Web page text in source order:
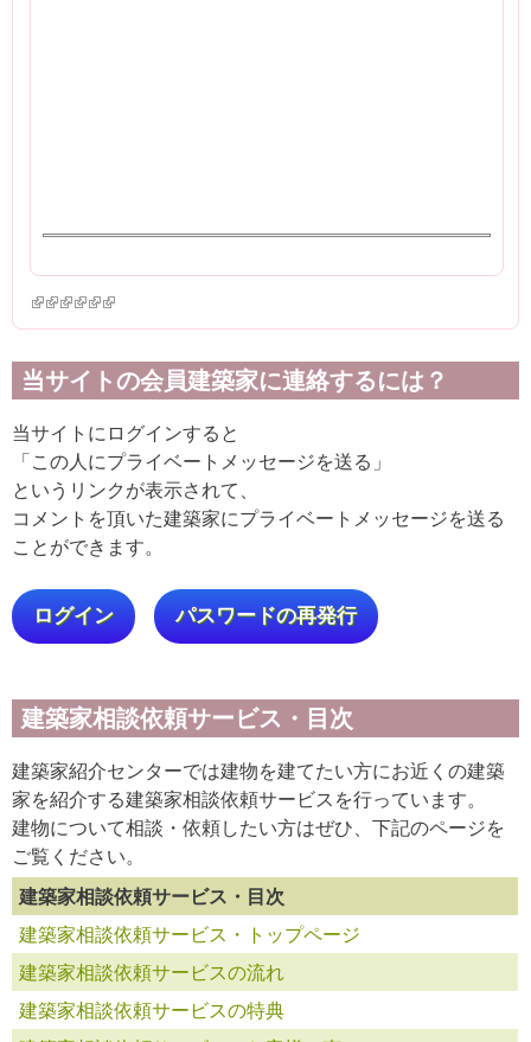
(link is external)
(link is external)
(link is external)
(link is external)
(link is external)
(link is external)
当サイトの会員建築家に連絡するには？
当サイトにログインすると
「この人にプライベートメッセージを送る」
というリンクが表示されて、
コメントを頂いた建築家にプライベートメッセージを送る
ことができます。
ログイン パスワードの再発行
建築家相談依頼サービス・目次
建築家紹介センターでは建物を建てたい方にお近くの建築
家を紹介する建築家相談依頼サービスを行っています。
建物について相談・依頼したい方はぜひ、下記のページを
ご覧ください。
建築家相談依頼サービス・目次
建築家相談依頼サービス・トップページ
建築家相談依頼サービスの流れ
建築家相談依頼サービスの特典